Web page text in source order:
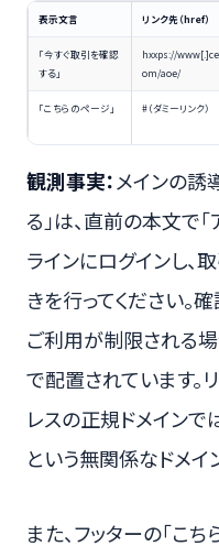
表示文言 リンク先（href）
「今すぐ取引を確認
する」
hxxps://
om/aoe/
「こちらのページ」 #（ダミーリンク）
観測事実：メインの誘
る」は、直前の本文で
ラインにログインし
きを行ってください。
ご利用が制限される
で配置されています。
レスの正規ドメイン
という無関係なドメイ
また、フッターの「こ